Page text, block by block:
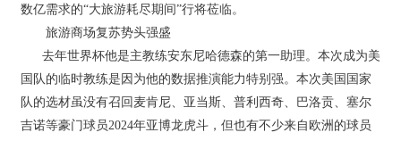
数亿需求的“大旅游耗尽期间”行将莅临。
旅游商场复苏势头强盛
去年世界杯他是主教练安东尼哈德森的第一助理。本次成为美
国队的临时教练是因为他的数据推演能力特别强。本次美国国家
队的选材虽没有召回麦肯尼、亚当斯、普利西奇、巴洛贡、塞尔
吉诺等豪门球员2024年亚博龙虎斗，但也有不少来自欧洲的球员